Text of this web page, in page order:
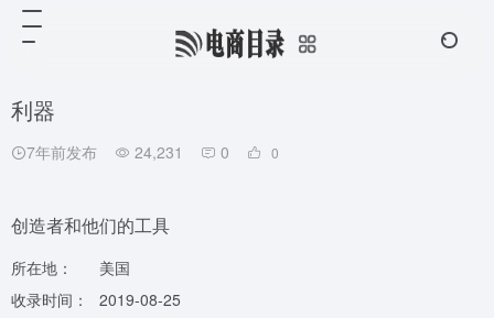
利器
7年前发布 24,231 0 0
创造者和他们的工具
所在地：
美国
收录时间：
2019-08-25